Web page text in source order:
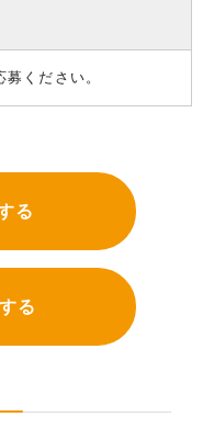
募ください。
る
る